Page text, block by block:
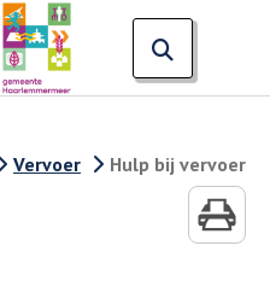
Vervoer Hulp bij vervoer